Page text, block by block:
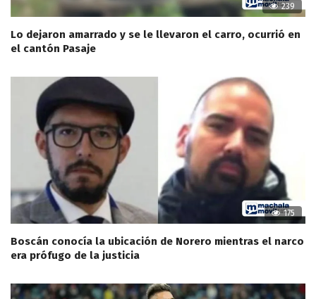
239
Lo dejaron amarrado y se le llevaron el carro, ocurrió en
el cantón Pasaje
175
Boscán conocía la ubicación de Norero mientras el narco
era prófugo de la justicia